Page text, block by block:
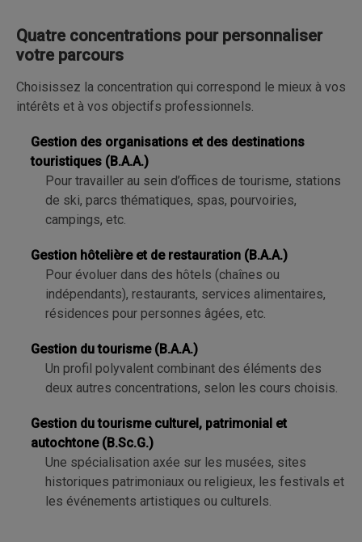
Quatre concentrations pour personnaliser
votre parcours
Choisissez la concentration qui correspond le mieux à vos
intérêts et à vos objectifs professionnels.
Gestion des organisations et des destinations
touristiques (B.A.A.)
Pour travailler au sein d’offices de tourisme, stations
de ski, parcs thématiques, spas, pourvoiries,
campings, etc.
Gestion hôtelière et de restauration (B.A.A.)
Pour évoluer dans des hôtels (chaînes ou
indépendants), restaurants, services alimentaires,
résidences pour personnes âgées, etc.
Gestion du tourisme (B.A.A.)
Un profil polyvalent combinant des éléments des
deux autres concentrations, selon les cours choisis.
Gestion du tourisme culturel, patrimonial et
autochtone (B.Sc.G.)
Une spécialisation axée sur les musées, sites
historiques patrimoniaux ou religieux, les festivals et
les événements artistiques ou culturels.